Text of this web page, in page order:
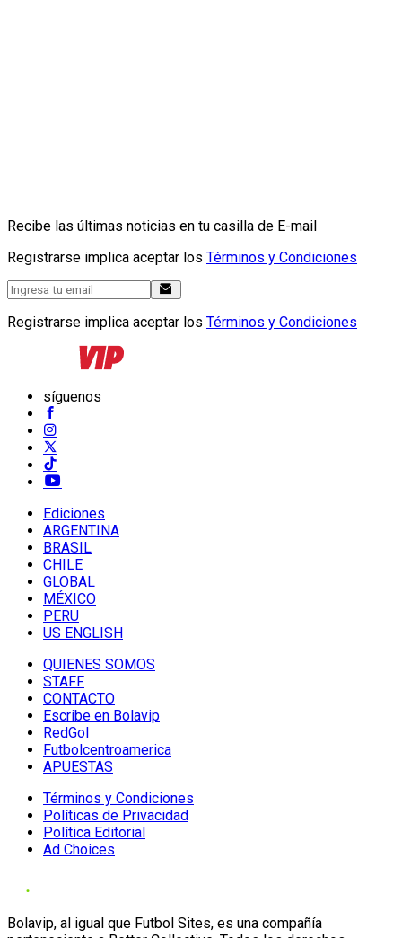
Recibe las últimas noticias en tu casilla de E-mail
Registrarse implica aceptar los Términos y Condiciones
Registrarse implica aceptar los Términos y Condiciones
síguenos
Ediciones
ARGENTINA
BRASIL
CHILE
GLOBAL
MÉXICO
PERU
US ENGLISH
QUIENES SOMOS
STAFF
CONTACTO
Escribe en Bolavip
RedGol
Futbolcentroamerica
APUESTAS
Términos y Condiciones
Políticas de Privacidad
Política Editorial
Ad Choices
Bolavip, al igual que Futbol Sites, es una compañía